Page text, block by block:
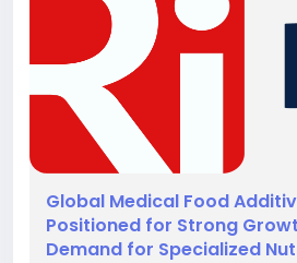
Global Medical Food
Positioned for Strong
Demand for Specialized